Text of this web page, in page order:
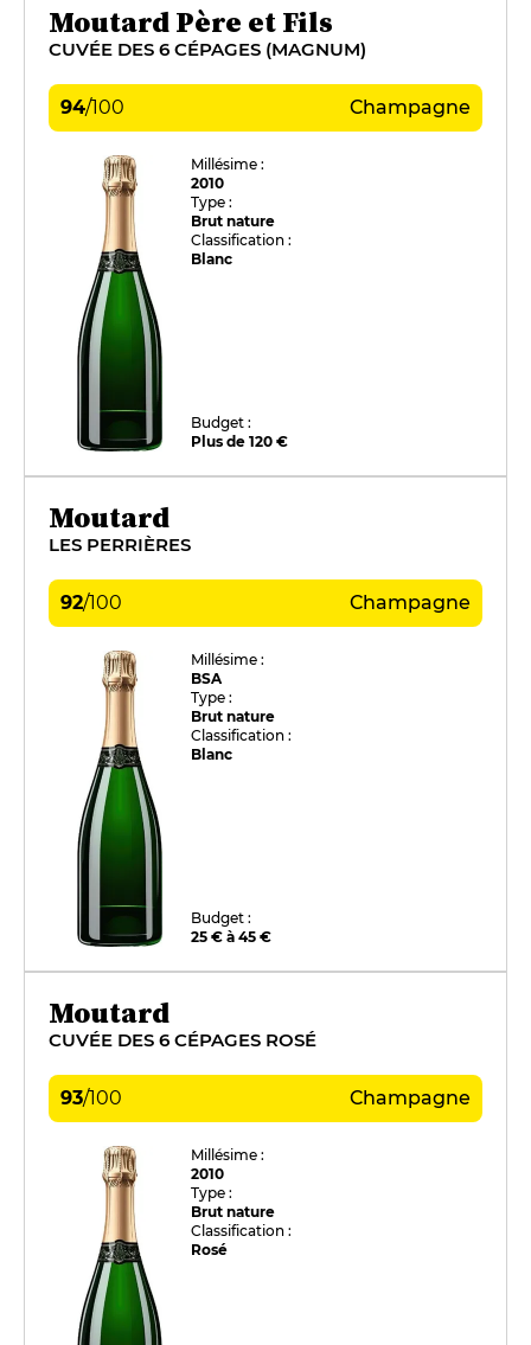
Moutard Père et Fils
CUVÉE DES 6 CÉPAGES (MAGNUM)
94/100 Champagne
Millésime :
2010
Type :
Brut nature
Classification :
Blanc
Budget :
Plus de 120 €
Moutard
LES PERRIÈRES
92/100 Champagne
Millésime :
BSA
Type :
Brut nature
Classification :
Blanc
Budget :
25 € à 45 €
Moutard
CUVÉE DES 6 CÉPAGES ROSÉ
93/100 Champagne
Millésime :
2010
Type :
Brut nature
Classification :
Rosé